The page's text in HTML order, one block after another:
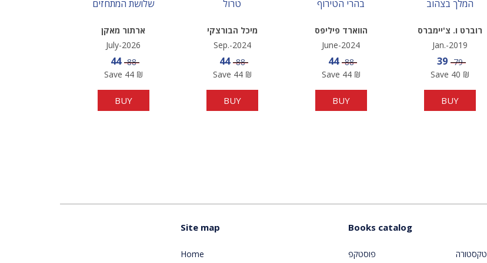
שלושת המתחזים
ארתור מאקן
July-2026
Sale price
44 Price
88
Save 44₪
BUY
טרול
מיכל הבורצקי
Sep.-2024
Sale price
44 Price
88
Save 44₪
BUY
בהרי הטירוף
הווארד פיליפס
לאבקרפט
June-2024
Sale price
44 Price
88
Save 44₪
BUY
המלך בצהוב
רוברט ו. צ'יימברס
Jan.-2019
Sale price
39 Price
79
Save 40 ₪
BUY
Site map
Home
Books catalog
פוסטקפ
טקסטורה